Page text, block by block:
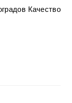
Качество